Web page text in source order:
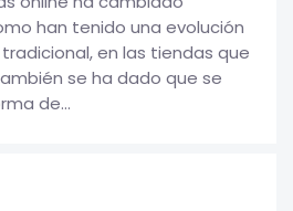
han tenido una evolución
en las tiendas que
se ha dado que se
de...